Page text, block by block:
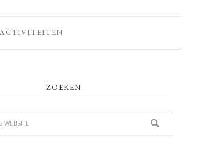
ACTIVITEITEN
ZOEKEN